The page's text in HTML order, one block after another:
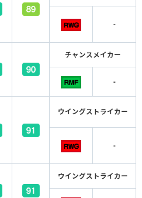
-
チャンスメイカー
-
ウイングストライカー
-
ウイングストライカー